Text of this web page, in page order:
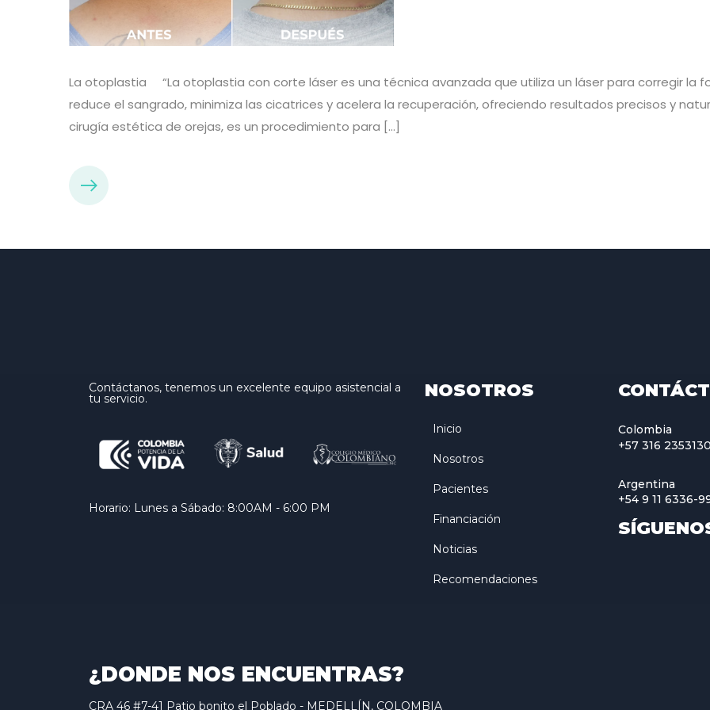
La otoplastia “La otoplastia con corte láser es una técnica avanzada que utiliza un láser para corregir la
reduce el sangrado, minimiza las cicatrices y acelera la recuperación, ofreciendo resultados precisos y
cirugía estética de orejas, es un procedimiento para […]
Contáctanos, tenemos un excelente equipo asistencial a
tu servicio.
Horario: Lunes a Sábado: 8:00AM - 6:00 PM
NOSOTROS
Inicio
Nosotros
Pacientes
Financiación
Noticias
Recomendaciones
Colombia
+57 316
Argentina
+54 9 11 6336-
¿DONDE NOS ENCUENTRAS?
CRA 46 #7-41 Patio bonito el Poblado - MEDELLÍN, COLOMBIA